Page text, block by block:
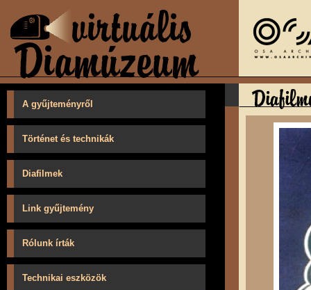
A gyűjteményről
Történet és technikák
Diafilmek
Link gyűjtemény
Rólunk írták
Technikai eszközök